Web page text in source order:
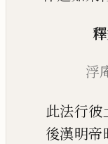
浮
此法行彼
後漢明帝